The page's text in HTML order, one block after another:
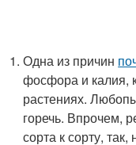
Одна из причин
фосфора и калия,
растениях.
горечь. Впрочем,
сорта к сорту,